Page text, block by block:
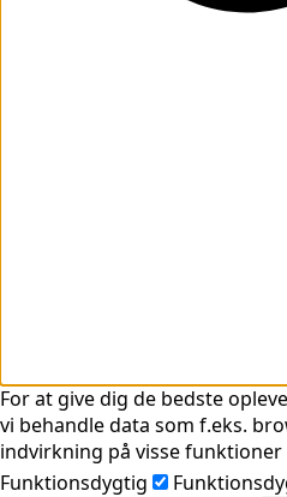
For at give dig de bedste
vi behandle data som f.eks.
indvirkning på visse funktioner
Funktionsdygtig